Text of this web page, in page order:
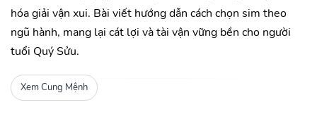
hóa giải vận xui. Bài viết hướng dẫn cách chọn sim theo
ngũ hành, mang lại cát lợi và tài vận vững bền cho người
tuổi Quý Sửu.
Xem Cung Mệnh